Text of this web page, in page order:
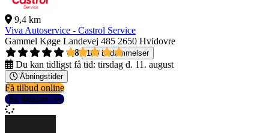
9,4 km
Viva Autoservice - Castrol Service
Gammel Køge Landevej 485 2650 Hvidovre
4,8
189 bedømmelser
Du kan tidligst få tid: tirsdag d. 11. august
Åbningstider
Få tilbud online
Se detaljer